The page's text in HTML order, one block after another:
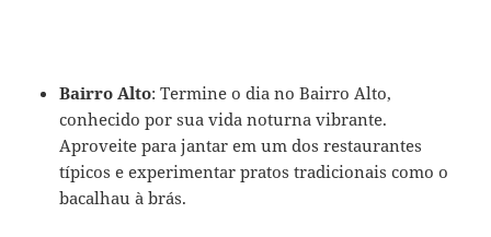
Bairro Alto: Termine o dia no Bairro Alto,
conhecido por sua vida noturna vibrante.
Aproveite para jantar em um dos restaurantes
típicos e experimentar pratos tradicionais como o
bacalhau à brás.